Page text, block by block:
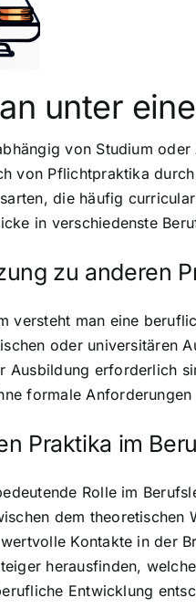
unter
von Studium
von Pflichtpraktika
die häufig
in verschiedenste
zu anderen
versteht man eine
oder universitären
Ausbildung erforderlich
formale
Praktika im
Rolle im
dem
Kontakte in der
herausfinden,
Entwicklung